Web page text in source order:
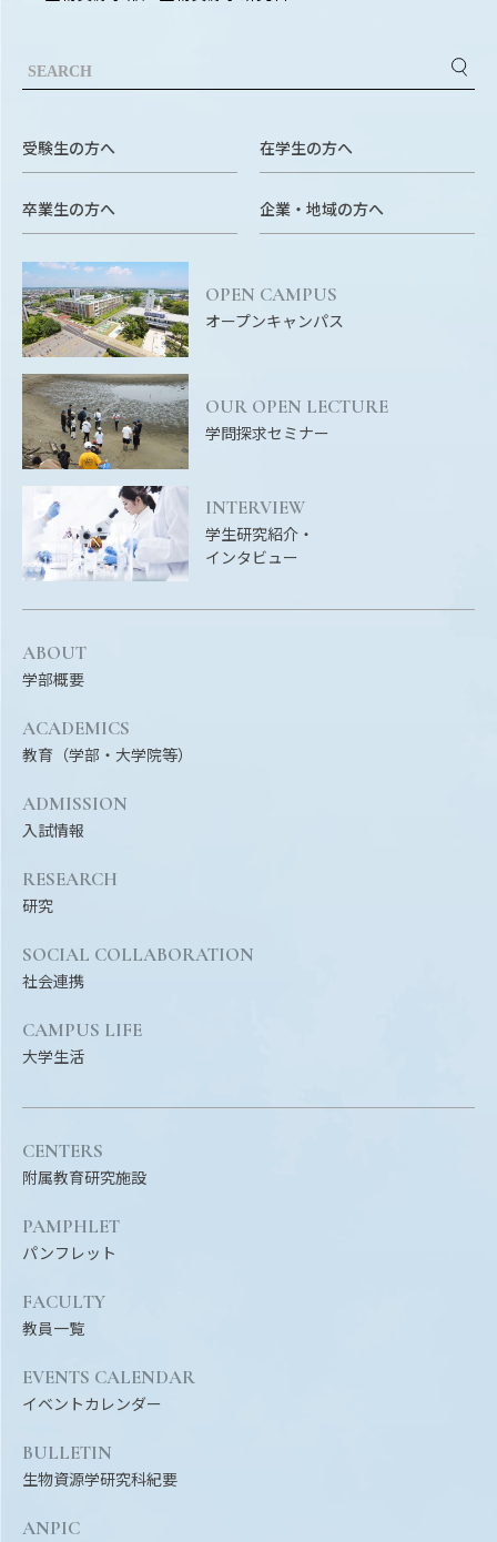
受験生の方へ 在学生の方へ
卒業生の方へ 企業・地域の方へ
OPEN CAMPUS
オープンキャンパス
OUR OPEN LECTURE
学問探求セミナー
INTERVIEW
学生研究紹介・
インタビュー
ABOUT
学部概要
ACADEMICS
教育（学部・大学院等）
ADMISSION
入試情報
RESEARCH
研究
SOCIAL COLLABORATION
社会連携
CAMPUS LIFE
大学生活
CENTERS
附属教育研究施設
PAMPHLET
パンフレット
FACULTY
教員一覧
EVENTS CALENDAR
イベントカレンダー
BULLETIN
生物資源学研究科紀要
ANPIC